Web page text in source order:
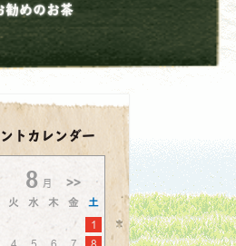
勧めのお茶
トカレンダー